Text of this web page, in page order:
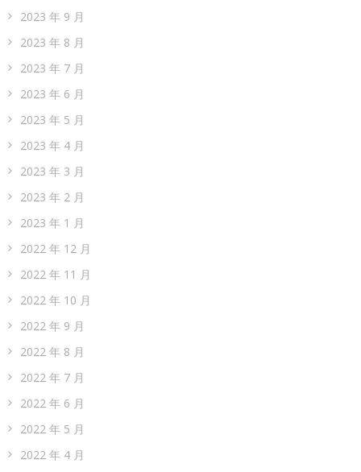
2023 年 9 月
2023 年 8 月
2023 年 7 月
2023 年 6 月
2023 年 5 月
2023 年 4 月
2023 年 3 月
2023 年 2 月
2023 年 1 月
2022 年 12 月
2022 年 11 月
2022 年 10 月
2022 年 9 月
2022 年 8 月
2022 年 7 月
2022 年 6 月
2022 年 5 月
2022 年 4 月